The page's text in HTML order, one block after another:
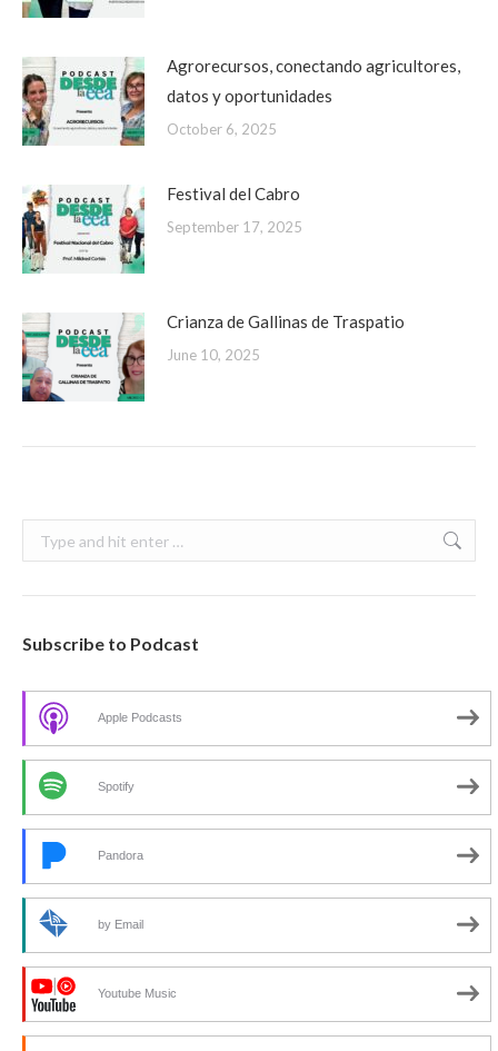
Agrorecursos, conectando agricultores,
datos y oportunidades
October 6, 2025
Festival del Cabro
September 17, 2025
Crianza de Gallinas de Traspatio
June 10, 2025
Search:
Subscribe to Podcast
Apple Podcasts
Spotify
Pandora
by Email
Youtube Music